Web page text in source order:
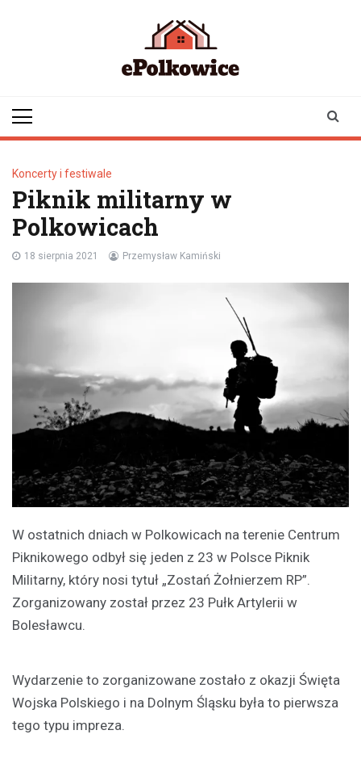
Koncerty i festiwale
Piknik militarny w
Polkowicach
18 sierpnia 2021 Przemysław Kamiński
W ostatnich dniach w Polkowicach na terenie Centrum
Piknikowego odbył się jeden z 23 w Polsce Piknik
Militarny, który nosi tytuł „Zostań Żołnierzem RP”.
Zorganizowany został przez 23 Pułk Artylerii w
Bolesławcu.
Wydarzenie to zorganizowane zostało z okazji Święta
Wojska Polskiego i na Dolnym Śląsku była to pierwsza
tego typu impreza.